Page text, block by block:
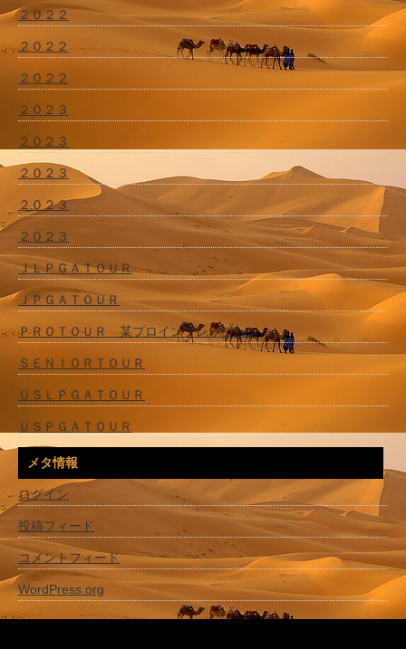
２０２２
２０２２
２０２２
２０２３
２０２３
２０２３
２０２３
２０２３
ＪＬＰＧＡＴＯＵＲ
ＪＰＧＡＴＯＵＲ
ＰＲＯＴＯＵＲ 某プロインプレッション
ＳＥＮＩＯＲＴＯＵＲ
ＵＳＬＰＧＡＴＯＵＲ
ＵＳＰＧＡＴＯＵＲ
メタ情報
ログイン
投稿フィード
コメントフィード
WordPress.org